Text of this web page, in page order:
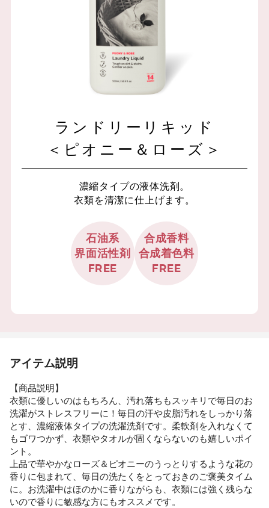
ランドリーリキッド
＜ピオニー＆ローズ＞
濃縮タイプの液体洗剤。
衣類を清潔に仕上げます。
石油系
界面活性剤
FREE
合成香料
合成着色料
FREE
アイテム説明
【商品説明】
衣類に優しいのはもちろん、汚れ落ちもスッキリで毎日のお
洗濯がストレスフリーに！毎日の汗や皮脂汚れをしっかり落
とす、濃縮液体タイプの洗濯洗剤です。柔軟剤を入れなくて
もゴワつかず、衣類やタオルが固くならないのも嬉しいポイ
ント。
上品で華やかなローズ＆ピオニーのうっとりするような花の
香りに包まれて、毎日の洗たくをとっておきのご褒美タイム
に。お洗濯中はほのかに香りながらも、衣類には強く残らな
いので香りに敏感な方にもオススメです。